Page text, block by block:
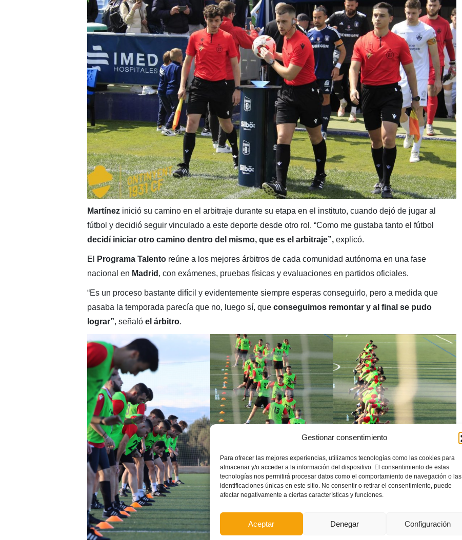
Gestionar consentimiento
Para ofrecer las mejores experiencias, utilizamos tecnologías como las cookies para
almacenar y/o acceder a la información del dispositivo. El consentimiento de estas
tecnologías nos permitirá procesar datos como el comportamiento de navegación o las
identificaciones únicas en este sitio. No consentir o retirar el consentimiento, puede
afectar negativamente a ciertas características y funciones.
Aceptar Denegar Configuración
Martínezinició su camino en el arbitraje durante su etapa en el instituto, cuando dejó de jugar al
fútbol y decidió seguir vinculado a este deporte desde otro rol. “Como me gustaba tanto el fútbol
decidí iniciar otro camino dentro del mismo, que es el arbitraje”,explicó.
El Programa Talentoreúne a los mejores árbitros de cada comunidad autónoma en una fase
nacional en Madrid , con exámenes, pruebas físicas y evaluaciones en partidos oficiales.
“Es un proceso bastante difícil y evidentemente siempre esperas conseguirlo, pero a medida que
pasaba la temporada parecía que no, luego sí, que conseguimos remontar y al final se pudo
lograr”, señaló el árbitro.